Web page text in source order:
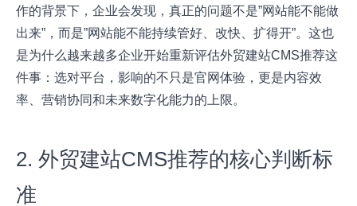
作的背景下，企业会发现，真正的问题不是”网站能不能做
出来”，而是”网站能不能持续管好、改快、扩得开”。这也
是为什么越来越多企业开始重新评估外贸建站CMS推荐这
件事：选对平台，影响的不只是官网体验，更是内容效
率、营销协同和未来数字化能力的上限。
2. 外贸建站CMS推荐的核心判断标
准